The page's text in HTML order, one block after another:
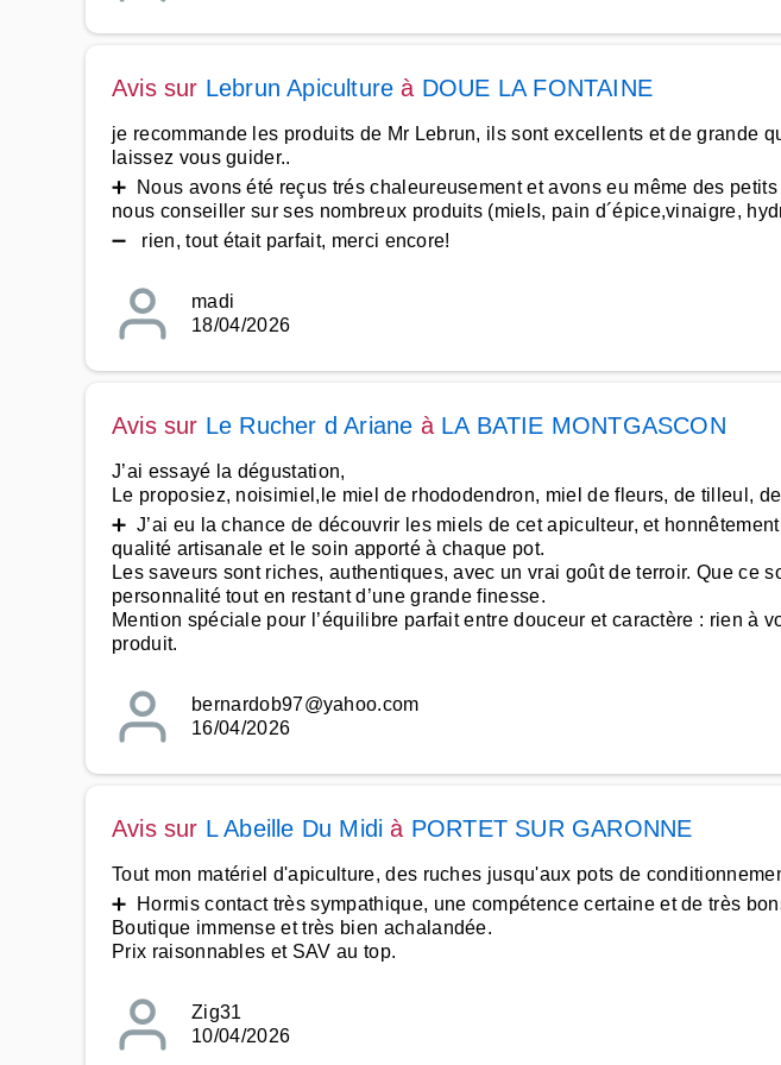
Avis sur Lebrun Apiculture à DOUE LA FONTAINE
je recommande les produits de Mr Lebrun, ils sont excellents et de grande
laissez vous guider..
➕ Nous avons été reçus trés chaleureusement et avons eu même des
nous conseiller sur ses nombreux produits (miels, pain d´épice,vinaigre,
➖ rien, tout était parfait, merci encore!
madi
18/04/2026
Avis sur Le Rucher d Ariane à LA BATIE MONTGASCON
J’ai essayé la dégustation,
Le proposiez, noisimiel,le miel de rhododendron, miel de fleurs, de tilleul,
➕ J’ai eu la chance de découvrir les miels de cet apiculteur, et
qualité artisanale et le soin apporté à chaque pot.
Les saveurs sont riches, authentiques, avec un vrai goût de terroir. Que
personnalité tout en restant d’une grande finesse.
Mention spéciale pour l’équilibre parfait entre douceur et caractère : rien
produit.
bernardob97@yahoo.com
16/04/2026
Avis sur L Abeille Du Midi à PORTET SUR GARONNE
Tout mon matériel d'apiculture, des ruches jusqu'aux pots de
➕ Hormis contact très sympathique, une compétence certaine et de très
Boutique immense et très bien achalandée.
Prix raisonnables et SAV au top.
Zig31
10/04/2026